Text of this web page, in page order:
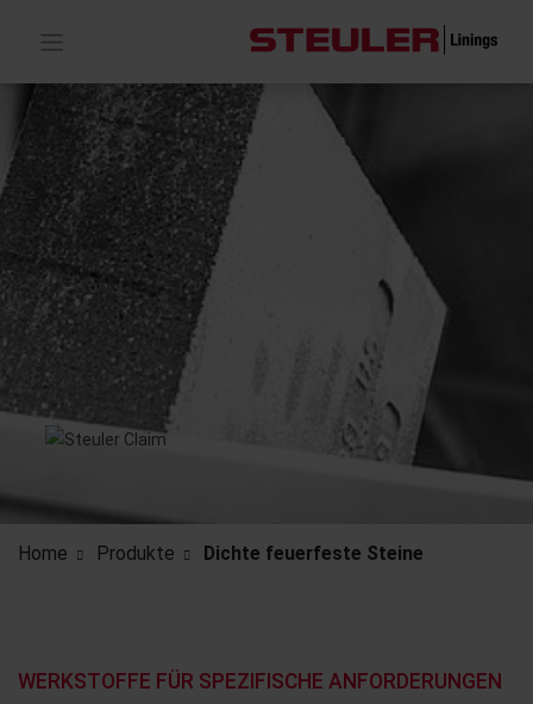
Home Produkte Dichte feuerfeste Steine
WERKSTOFFE FÜR SPEZIFISCHE ANFORDERUNGEN